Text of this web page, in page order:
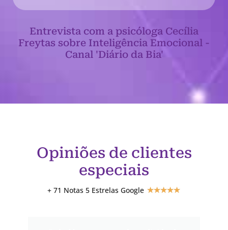
Entrevista com a psicóloga Cecília
Freytas sobre Inteligência Emocional -
Canal 'Diário da Bia'
Opiniões de clientes
especiais
+ 71 Notas 5 Estrelas Google ★★★★★